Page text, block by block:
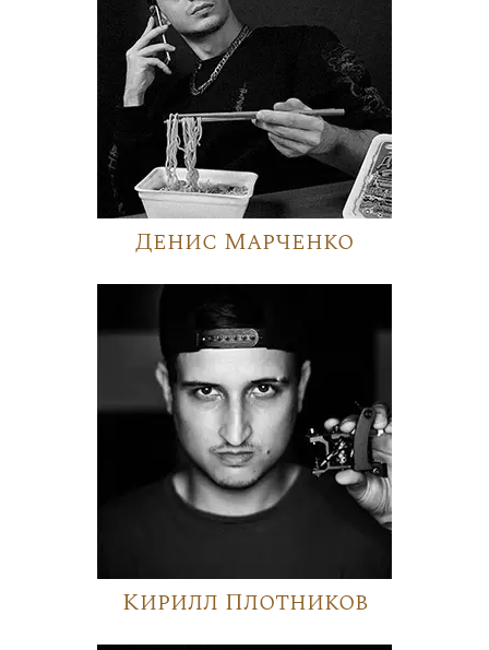
Денис Марченко
Кирилл Плотников